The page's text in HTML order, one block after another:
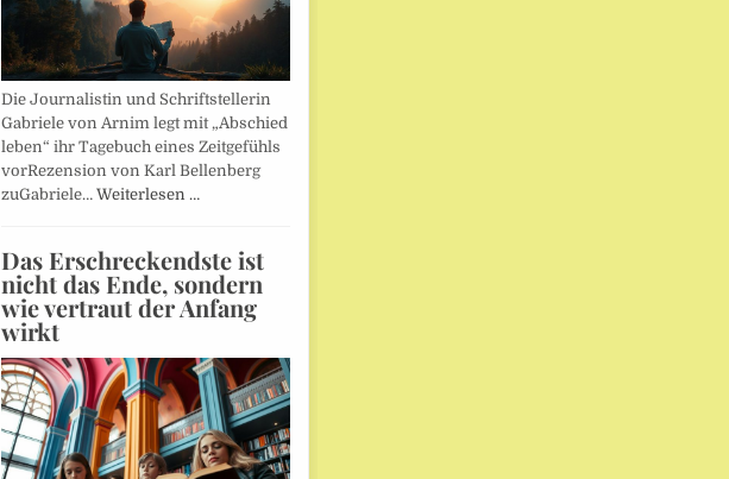
Die Journalistin und Schriftstellerin
Gabriele von Arnim legt mit „Abschied
leben“ ihr Tagebuch eines Zeitgefühls
vorRezension von Karl Bellenberg
zuGabriele… Weiterlesen …
Das Erschreckendste ist
nicht das Ende, sondern
wie vertraut der Anfang
wirkt